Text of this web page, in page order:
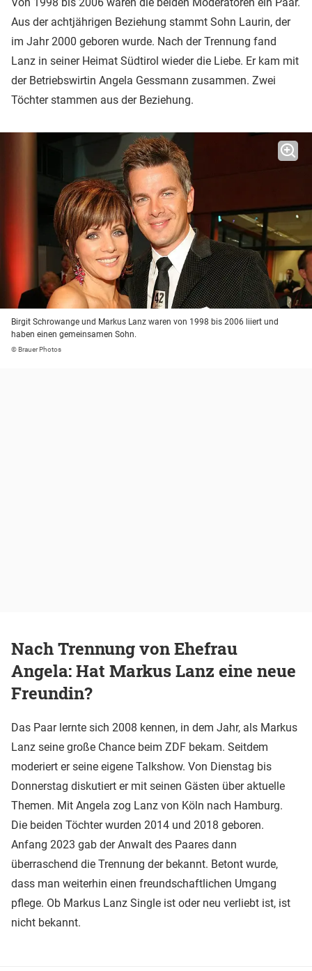
Aus der achtjährigen Beziehung stammt Sohn Laurin, der
im Jahr 2000 geboren wurde. Nach der Trennung fand
Lanz in seiner Heimat Südtirol wieder die Liebe. Er kam mit
der Betriebswirtin Angela Gessmann zusammen. Zwei
Töchter stammen aus der Beziehung.
Birgit Schrowange und Markus Lanz waren von 1998 bis 2006 liiert und
haben einen gemeinsamen Sohn.
© Brauer Photos
Nach Trennung von Ehefrau
Angela: Hat Markus Lanz eine neue
Freundin?
Das Paar lernte sich 2008 kennen, in dem Jahr, als Markus
Lanz seine große Chance beim ZDF bekam. Seitdem
moderiert er seine eigene Talkshow. Von Dienstag bis
Donnerstag diskutiert er mit seinen Gästen über aktuelle
Themen. Mit Angela zog Lanz von Köln nach Hamburg.
Die beiden Töchter wurden 2014 und 2018 geboren.
Anfang 2023 gab der Anwalt des Paares dann
überraschend die Trennung der bekannt. Betont wurde,
dass man weiterhin einen freundschaftlichen Umgang
pflege. Ob Markus Lanz Single ist oder neu verliebt ist, ist
nicht bekannt.